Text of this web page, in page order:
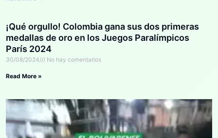
¡Qué orgullo! Colombia gana sus dos primeras
medallas de oro en los Juegos Paralímpicos
París 2024
30/08/2024 No hay comentarios
Read More »